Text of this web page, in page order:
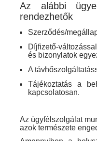
Az alábbi
rendezhetők
Szerződés/
Díjfizető-
és bizonylatok
A
Tájékoztatás a
kapcsolatosan.
Az ügyfélszolgálat
azok természete